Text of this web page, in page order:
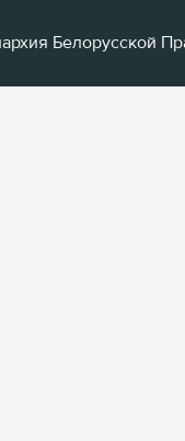
Белорусской